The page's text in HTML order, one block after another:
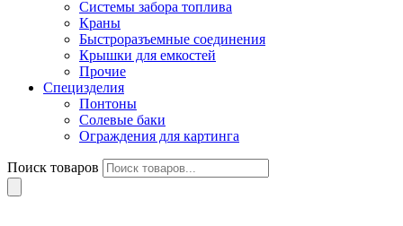
Системы забора топлива
Краны
Быстроразъемные соединения
Крышки для емкостей
Прочие
Специзделия
Понтоны
Солевые баки
Ограждения для картинга
Поиск товаров